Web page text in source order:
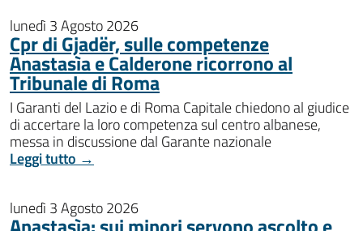
lunedì 3 Agosto 2026
Cpr di Gjadër, sulle competenze
Anastasìa e Calderone ricorrono al
Tribunale di Roma
I Garanti del Lazio e di Roma Capitale chiedono al giudice
di accertare la loro competenza sul centro albanese,
messa in discussione dal Garante nazionale
Leggi tutto →
lunedì 3 Agosto 2026